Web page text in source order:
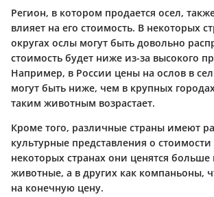
Регион, в котором продается осел,
влияет на его стоимость. В некоторых
округах ослы могут быть довольно
стоимость будет ниже из-за высокого
Например, в России цены на ослов в
могут быть ниже, чем в крупных
таким животным возрастает.
Кроме того, различные страны имеют
культурные представления о
некоторых странах они ценятся больше
животные, а в других как компаньоны,
на конечную цену.